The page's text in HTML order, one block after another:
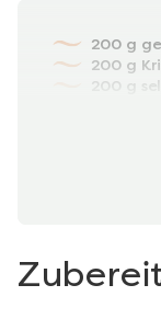
200 g
200 g
200 g